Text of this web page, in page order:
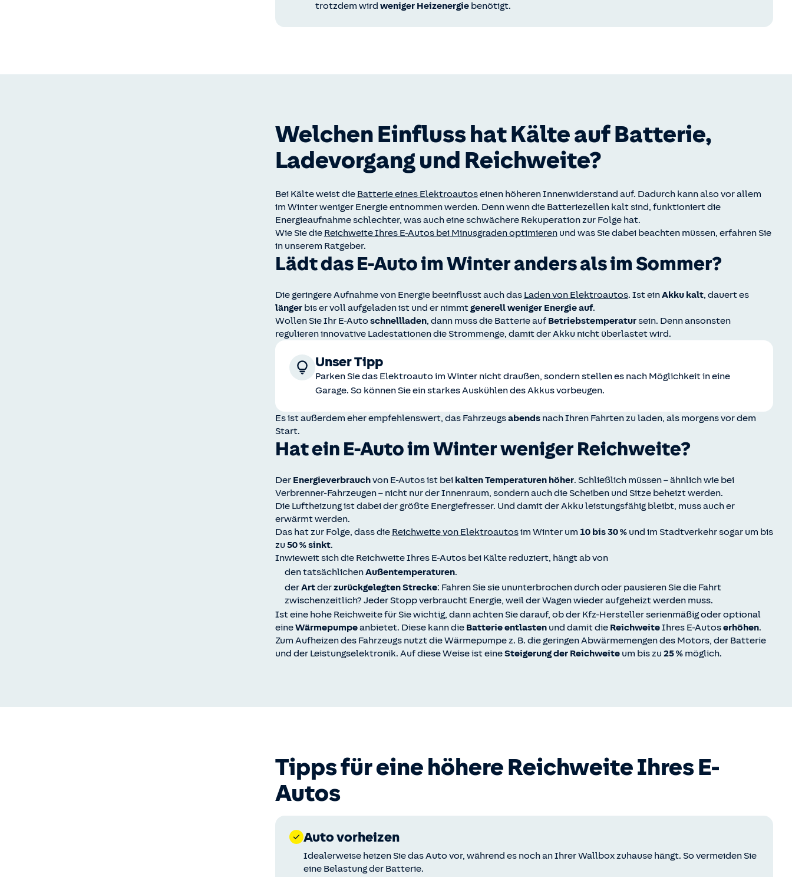
trotzdem wird weniger Heizenergiebenötigt.
Welchen Einfluss hat Kälte auf Batterie,
Ladevorgang und Reichweite?
Bei Kälte weist die Batterie eines Elektroautoseinen höheren Innenwiderstand auf. Dadurch kann also vor allem
im Winter weniger Energie entnommen werden. Denn wenn die Batteriezellen kalt sind, funktioniert die
Energieaufnahme schlechter, was auch eine schwächere Rekuperation zur Folge hat.
Wie Sie die Reichweite Ihres E-Autos bei Minusgraden optimierenund was Sie dabei beachten müssen, erfahren Sie
in unserem Ratgeber.
Lädt das E-Auto im Winter anders als im Sommer?
Die geringere Aufnahme von Energie beeinflusst auch das Laden von Elektroautos. Ist einAkku kalt, dauert es
längerbis er voll aufgeladen ist und er nimmtgenerell weniger Energieauf.
Wollen Sie Ihr E-Auto schnellladen, dann muss die Batterie auf Betriebstemperatursein. Denn ansonsten
regulieren innovative Ladestationen die Strommenge, damit der Akku nicht überlastet wird.
Unser Tipp
Parken Sie das Elektroauto im Winter nicht draußen, sondern stellen es nach Möglichkeit in eine
Garage. So können Sie ein starkes Auskühlen des Akkus vorbeugen.
Es ist außerdem eher empfehlenswert, das Fahrzeugsabends nach Ihren Fahrten zu laden, als morgens vor dem
Start.
Hat ein E-Auto im Winter weniger Reichweite?
Der Energieverbrauchvon E-Autos ist bei kalten Temperaturen höher. Schließlich müssen – ähnlich wie bei
Verbrenner-Fahrzeugen – nicht nur der Innenraum, sondern auch die Scheiben und Sitze beheizt werden.
Die Luftheizung ist dabei der größte Energiefresser. Und damit der Akku leistungsfähig bleibt, muss auch er
erwärmt werden.
Das hat zur Folge, dass die Reichweitevon Elektroautosim Winter um 10 bis 30 %und im Stadtverkehr sogar um bis
zu 50 % sinkt.
Inwieweit sich die Reichweite Ihres E-Autos bei Kälte reduziert, hängt ab von
den tatsächlichenAußentemperaturen.
derArtderzurückgelegten Strecke: Fahren Sie sie ununterbrochen durch oder pausieren Sie die Fahrt
zwischenzeitlich? Jeder Stopp verbraucht Energie, weil der Wagen wieder aufgeheizt werden muss.
Ist eine hohe Reichweite für Sie wichtig, dann achten Sie darauf, ob der Kfz-Hersteller serienmäßig oder optional
eineWärmepumpeanbietet. Diese kann dieBatterie entlastenund damit die ReichweiteIhres E-Autoserhöhen.
Zum Aufheizen des Fahrzeugs nutzt die Wärmepumpe z. B. die geringen Abwärmemengen des Motors, der Batterie
und der Leistungselektronik. Auf diese Weise ist eineSteigerung der Reichweiteum bis zu 25 %möglich.
Tipps für eine höhere Reichweite Ihres E-
Autos
Auto vorheizen
Idealerweise heizen Sie das Auto vor, während es noch an Ihrer Wallbox zuhause hängt. So vermeiden Sie
eine Belastung der Batterie.